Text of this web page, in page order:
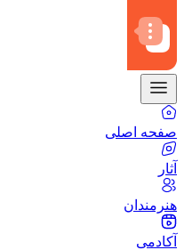
صفحه اصلی
آثار
هنرمندان
آکادمی